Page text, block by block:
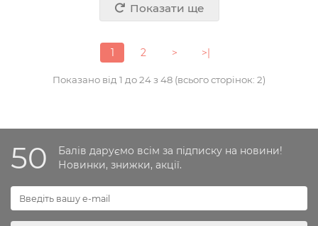
Показати ще
1 2 > >|
Показано від 1 до 24 з 48 (всього сторінок: 2)
50
Балів даруємо всім за підписку на новини!
Новинки, знижки, акції.